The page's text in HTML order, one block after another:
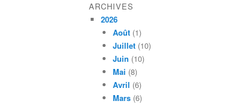
ARCHIVES
2026
Août (1)
Juillet (10)
Juin (10)
Mai (8)
Avril (6)
Mars (6)